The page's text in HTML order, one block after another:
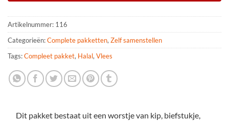
Artikelnummer: 116
Categorieën:Complete pakketten,Zelf samenstellen
Tags:Compleet pakket, Halal,Vlees
Dit pakket bestaat uit een worstje van kip, biefstukje,